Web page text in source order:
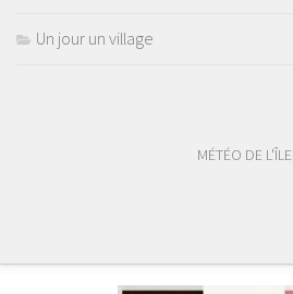
Un jour un village
MÉTÉO DE L'ÎLE